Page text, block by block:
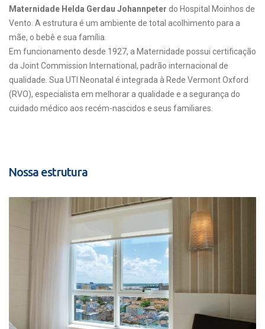
Maternidade Helda Gerdau Johannpeter do Hospital Moinhos de
Vento. A estrutura é um ambiente de total acolhimento para a
mãe, o bebê e sua família.
Em funcionamento desde 1927, a Maternidade possui certificação
da Joint Commission International, padrão internacional de
qualidade. Sua UTI Neonatal é integrada à Rede Vermont Oxford
(RVO), especialista em melhorar a qualidade e a segurança do
cuidado médico aos recém-nascidos e seus familiares.
Nossa estrutura